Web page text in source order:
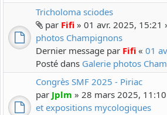
Tricholoma sciodes
par Fifi » 01 avr. 2025, 15:21
photos Champignons
Dernier message par Fifi « 01
Posté dans Galerie photos
Congrès SMF 2025 - Piriac
par Jplm » 28 mars 2025,
et expositions mycologiques